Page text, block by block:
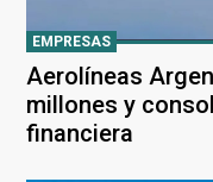
EMPRESAS
Aerolíneas
millones y
financiera